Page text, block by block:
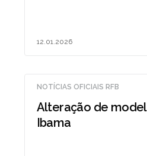
12.01.2026
NOTÍCIAS OFICIAIS RFB
Alteração de
Ibama